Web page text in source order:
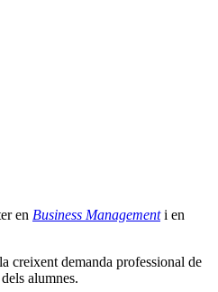
en Business Managementi en
creixent demanda professional de
alumnes.